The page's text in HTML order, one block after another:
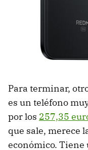
Para terminar,
es un teléfono
por los 257,35
que sale, merece
económico. Tiene